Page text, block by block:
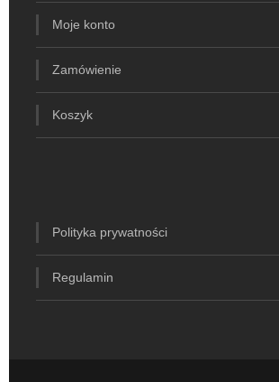
Moje konto
Zamówienie
Koszyk
Polityka prywatności
Regulamin